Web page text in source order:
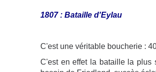
1807 : Bataille d'Eylau
C'est une véritable boucherie :
C'est en effet la bataille la plus